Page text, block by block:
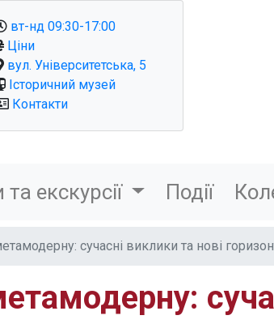
вт-нд 09:30-17:00
Ціни
вул. Університетська, 5
Історичний музей
Контакти
екскурсії Події
сучасні виклики та нові